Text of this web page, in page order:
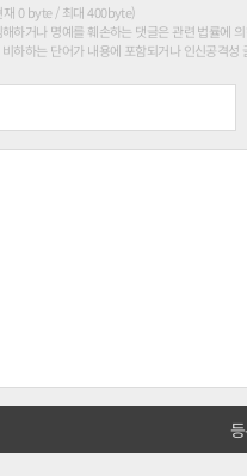
재 0 byte / 최대 400byte)
하거나 명예를 훼손하는 댓글은 관련 법률에
하하는 단어가 내용에 포함되거나 인신공격